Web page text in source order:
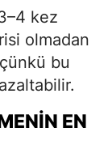
kez
olmadan
çünkü bu
EN